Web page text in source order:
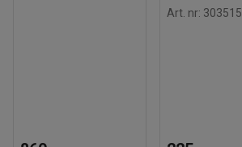
Beregnet håndteringstid/person: 20
Art. nr: 303515